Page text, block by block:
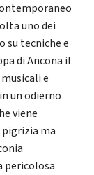
uno dei
su tecniche e
di Ancona il
e
un odierno
viene
ma
pericolosa